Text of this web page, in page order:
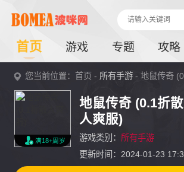
首页 游戏 专题 攻略
您当前位置：首页 - 所有手游 - 地鼠传奇
满18+周岁
地鼠传奇 (0.1折散
人爽服)
游戏类别： 所有手游
更新时间：2024-01-23